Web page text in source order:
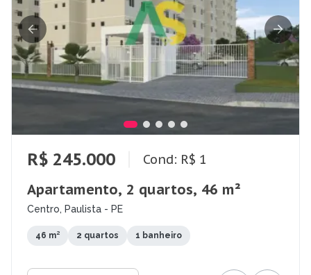
R$ 245.000 Cond: R$ 1
Apartamento, 2 quartos, 46 m²
Centro, Paulista - PE
46 m² 2 quartos 1 banheiro